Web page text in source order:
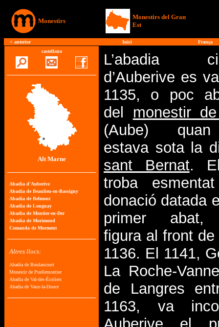
Monestirs
Monestirs del Gran
Est
< anterior Inici
França
castellano
Alt Marne
L’abadia
d’Auberive es
1135, o poc
del monestir
(Aube)
estava sota la
sant Bernat.
troba
donació datada
primer abat,
figura al front
1136. El 1141,
La Roche-
de Langres
1163, va